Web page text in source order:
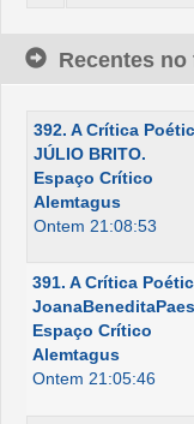
Recentes no
392. A Crítica
JÚLIO BRITO.
Espaço Crítico
Alemtagus
Ontem 21:08:53
391. A Crítica
Espaço Crítico
Alemtagus
Ontem 21:05:46